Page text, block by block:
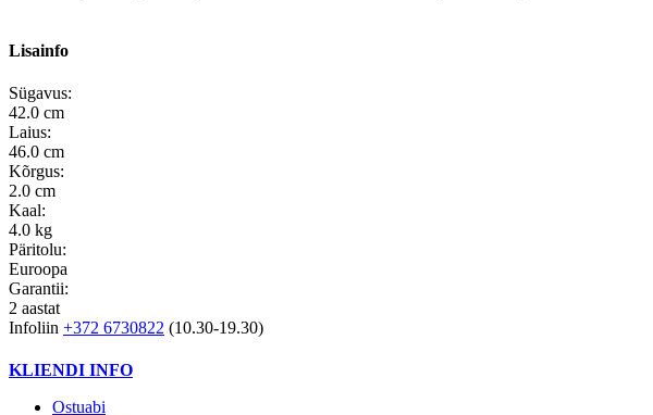
Lisainfo
Sügavus:
42.0 cm
Laius:
46.0 cm
Kõrgus:
2.0 cm
Kaal:
4.0 kg
Päritolu:
Euroopa
Garantii:
2 aastat
Infoliin +372 6730822 (10.30-19.30)
KLIENDI INFO
Ostuabi